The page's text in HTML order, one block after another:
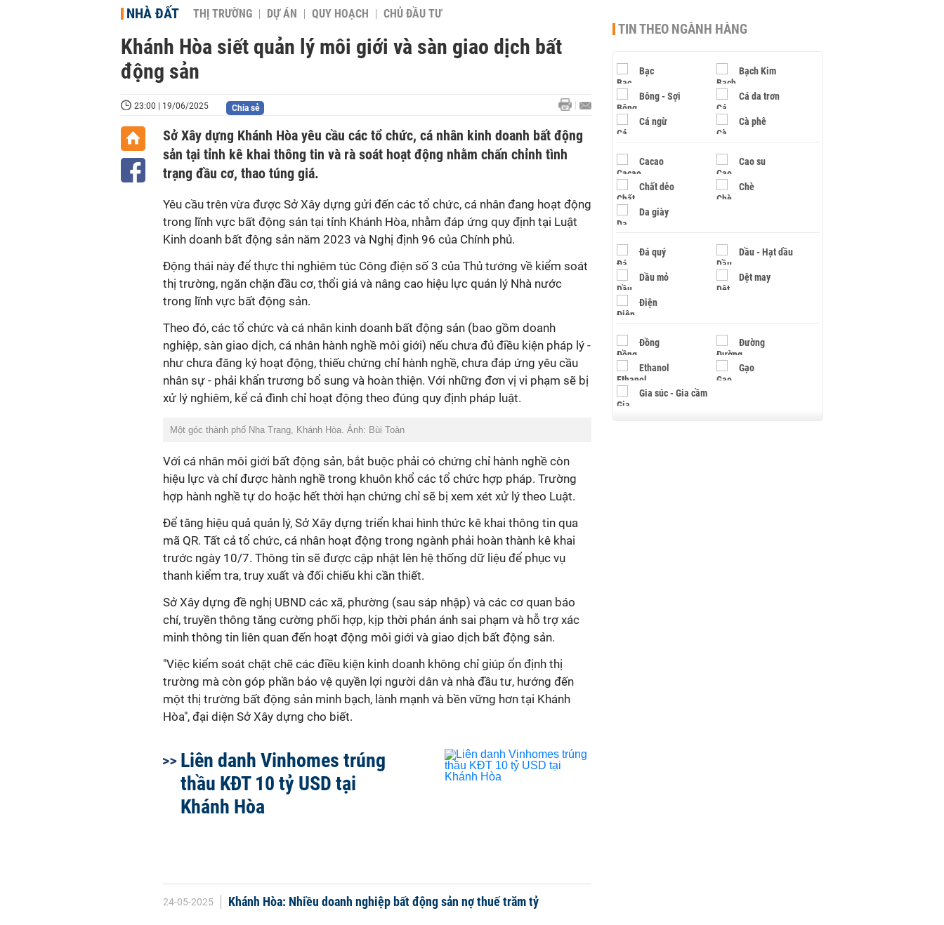
NHÀ ĐẤT THỊ TRƯỜNG DỰ ÁN QUY HOẠCH CHỦ ĐẦU TƯ
Khánh Hòa siết quản lý môi giới và sàn giao dịch bất
động sản
23:00 | 19/06/2025 Chia sẻ
Sở Xây dựng Khánh Hòa yêu cầu các tổ chức, cá nhân kinh doanh bất động
sản tại tỉnh kê khai thông tin và rà soát hoạt động nhằm chấn chỉnh tình
trạng đầu cơ, thao túng giá.
Yêu cầu trên vừa được Sở Xây dựng gửi đến các tổ chức, cá nhân đang hoạt động
trong lĩnh vực bất động sản tại tỉnh Khánh Hòa, nhằm đáp ứng quy định tại Luật
Kinh doanh bất động sản năm 2023 và Nghị định 96 của Chính phủ.
Động thái này để thực thi nghiêm túc Công điện số 3 của Thủ tướng về kiểm soát
thị trường, ngăn chặn đầu cơ, thổi giá và nâng cao hiệu lực quản lý Nhà nước
trong lĩnh vực bất động sản.
Theo đó, các tổ chức và cá nhân kinh doanh bất động sản (bao gồm doanh
nghiệp, sàn giao dịch, cá nhân hành nghề môi giới) nếu chưa đủ điều kiện pháp lý -
như chưa đăng ký hoạt động, thiếu chứng chỉ hành nghề, chưa đáp ứng yêu cầu
nhân sự - phải khẩn trương bổ sung và hoàn thiện. Với những đơn vị vi phạm sẽ bị
xử lý nghiêm, kể cả đình chỉ hoạt động theo đúng quy định pháp luật.
Một góc thành phố Nha Trang, Khánh Hòa. Ảnh: Bùi Toàn
Với cá nhân môi giới bất động sản, bắt buộc phải có chứng chỉ hành nghề còn
hiệu lực và chỉ được hành nghề trong khuôn khổ các tổ chức hợp pháp. Trường
hợp hành nghề tự do hoặc hết thời hạn chứng chỉ sẽ bị xem xét xử lý theo Luật.
Để tăng hiệu quả quản lý, Sở Xây dựng triển khai hình thức kê khai thông tin qua
mã QR. Tất cả tổ chức, cá nhân hoạt động trong ngành phải hoàn thành kê khai
trước ngày 10/7. Thông tin sẽ được cập nhật lên hệ thống dữ liệu để phục vụ
thanh kiểm tra, truy xuất và đối chiếu khi cần thiết.
Sở Xây dựng đề nghị UBND các xã, phường (sau sáp nhập) và các cơ quan báo
chí, truyền thông tăng cường phối hợp, kịp thời phản ánh sai phạm và hỗ trợ xác
minh thông tin liên quan đến hoạt động môi giới và giao dịch bất động sản.
"Việc kiểm soát chặt chẽ các điều kiện kinh doanh không chỉ giúp ổn định thị
trường mà còn góp phần bảo vệ quyền lợi người dân và nhà đầu tư, hướng đến
một thị trường bất động sản minh bạch, lành mạnh và bền vững hơn tại Khánh
Hòa", đại diện Sở Xây dựng cho biết.
Liên danh Vinhomes trúng
thầu KĐT 10 tỷ USD tại
Khánh Hòa
24-05-2025 Khánh Hòa: Nhiều doanh nghiệp bất động sản nợ thuế trăm tỷ
TIN THEO NGÀNH HÀNG
Bạc Bạch Kim
Bông - Sợi Cá da trơn
Cá ngừ Cà phê
Cacao Cao su
Chất dẻo Chè
Da giày
Đá quý Dầu - Hạt dầu
Dầu mỏ Dệt may
Điện
Đồng Đường
Ethanol Gạo
Gia súc - Gia cầm